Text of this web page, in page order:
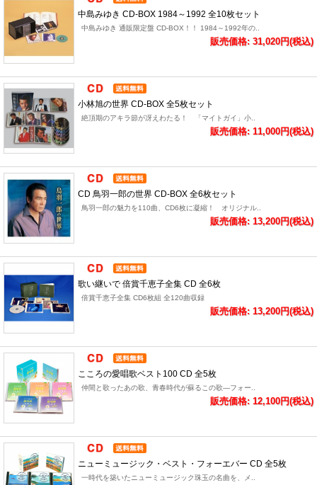
中島みゆき CD-BOX 1984～1992 全10枚セット
中島みゆき 通販限定盤 CD-BOX！！ 1984～1992年の..
販売価格: 31,020円(税込)
小林旭の世界 CD-BOX 全5枚セット
絶頂期のアキラ節が冴えわたる！ 「マイトガイ」小..
販売価格: 11,000円(税込)
CD 鳥羽一郎の世界 CD-BOX 全6枚セット
鳥羽一郎の魅力を110曲、CD6枚に凝縮！ オリジナル..
販売価格: 13,200円(税込)
歌い継いで 倍賞千恵子全集 CD 全6枚
倍賞千恵子全集 CD6枚組 全120曲収録
販売価格: 13,200円(税込)
こころの愛唱歌ベスト100 CD 全5枚
仲間と歌ったあの歌、青春時代が蘇るこの歌―フォー..
販売価格: 12,100円(税込)
ニューミュージック・ベスト・フォーエバー CD 全5枚
一時代を築いたニューミュージック珠玉の名曲を、メ..